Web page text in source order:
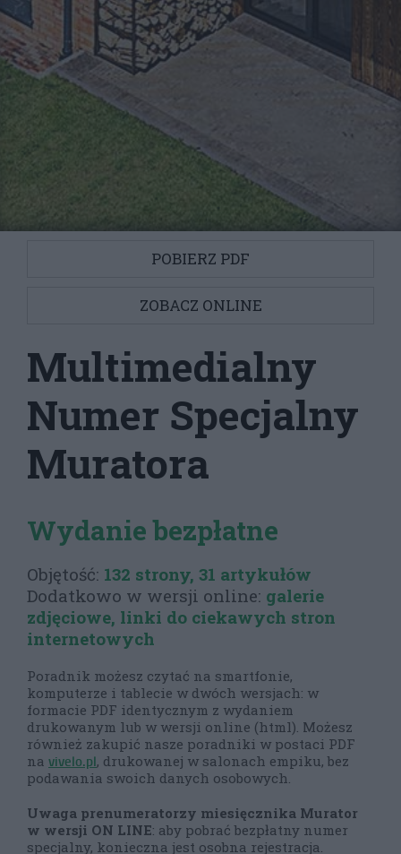
POBIERZ PDF
ZOBACZ ONLINE
Multimedialny
Numer Specjalny
Muratora
Wydanie bezpłatne
Objętość: 132 strony, 31 artykułów
Dodatkowo w wersji online: galerie
zdjęciowe, linki do ciekawych stron
internetowych
Poradnik możesz czytać na smartfonie,
komputerze i tablecie w dwóch wersjach: w
formacie PDF identycznym z wydaniem
drukowanym lub w wersji online (html). Możesz
również zakupić nasze poradniki w postaci PDF
na vivelo.pl, drukowanej w salonach empiku, bez
podawania swoich danych osobowych.
Uwaga prenumeratorzy miesięcznika Murator
w wersji ON LINE: aby pobrać bezpłatny numer
specjalny, konieczna jest osobna rejestracja.